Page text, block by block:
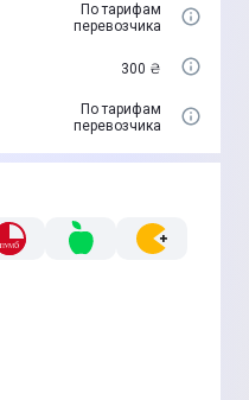
По тарифам
перевозчика
300 ₴
По тарифам
перевозчика